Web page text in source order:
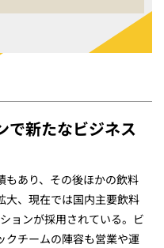
で新たなビジネス
もあり、その後ほかの飲料
大、現在では国内主要飲料
ョンが採用されている。ビ
クチームの陣容も営業や運